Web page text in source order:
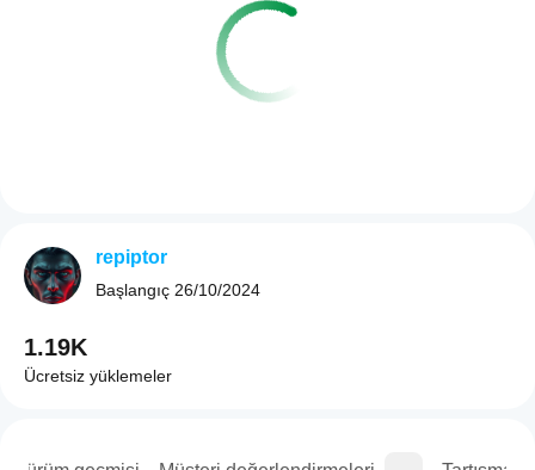
repiptor
Başlangıç 26/10/2024
1.19K
Ücretsiz yüklemeler